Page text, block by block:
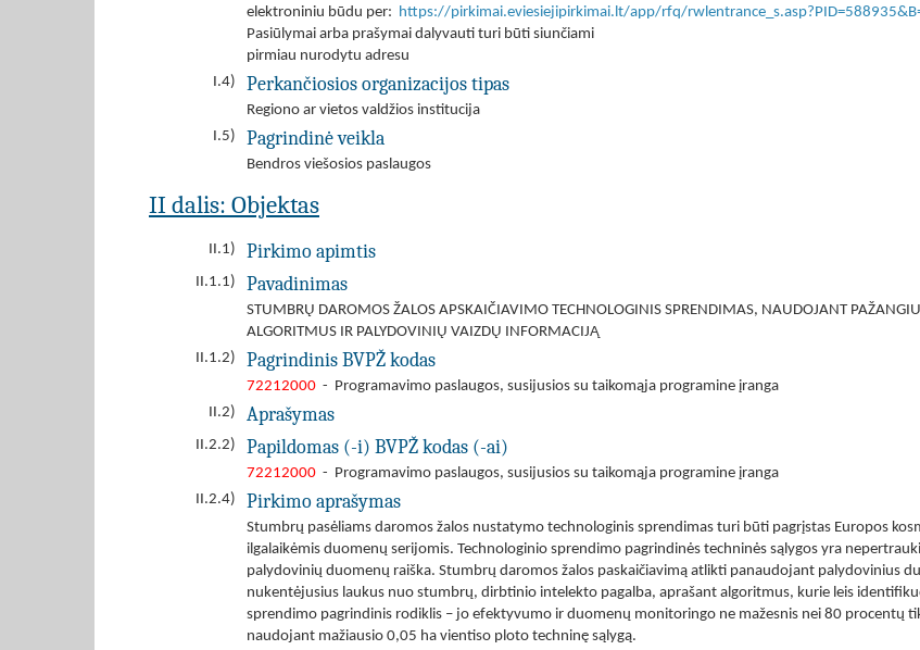
elektroniniu būdu per: https://pirkimai.eviesiejipirkimai.lt/app/rfq/
Pasiūlymai arba prašymai dalyvauti turi būti siunčiami
pirmiau nurodytu adresu
I.4)
Perkančiosios organizacijos tipas
Regiono ar vietos valdžios institucija
I.5)
Pagrindinė veikla
Bendros viešosios paslaugos
II dalis: Objektas
II.1) Pirkimo apimtis
II.1.1) Pavadinimas
STUMBRŲ DAROMOS ŽALOS APSKAIČIAVIMO TECHNOLOGINIS SPRENDIMAS, NAUDOJANT
ALGORITMUS IR PALYDOVINIŲ VAIZDŲ INFORMACIJĄ
II.1.2)
Pagrindinis BVPŽ kodas
72212000 - Programavimo paslaugos, susijusios su taikomąja programine įranga
II.2)
Aprašymas
II.2.2) Papildomas (-i) BVPŽ kodas (-ai)
72212000 - Programavimo paslaugos, susijusios su taikomąja programine įranga
II.2.4)
Pirkimo aprašymas
Stumbrų pasėliams daromos žalos nustatymo technologinis sprendimas turi būti pagrįstas Europos
ilgalaikėmis duomenų serijomis. Technologinio sprendimo pagrindinės techninės sąlygos yra
palydovinių duomenų raiška. Stumbrų daromos žalos paskaičiavimą atlikti panaudojant palydovinius
nukentėjusius laukus nuo stumbrų, dirbtinio intelekto pagalba, aprašant algoritmus, kurie leis
sprendimo pagrindinis rodiklis – jo efektyvumo ir duomenų monitoringo ne mažesnis nei 80 procentų
naudojant mažiausio 0,05 ha vientiso ploto techninę sąlygą.